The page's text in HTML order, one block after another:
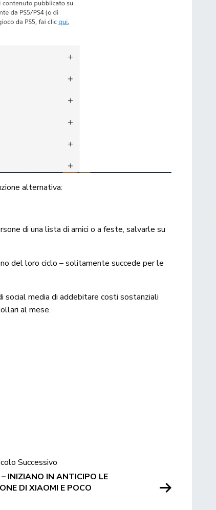
alternativa:
di una lista di amici o a feste, salvarle su
del loro ciclo – solitamente succede per le
media di addebitare costi sostanziali
al mese.
Successivo
INIZIANO IN ANTICIPO LE
DI XIAOMI E POCO